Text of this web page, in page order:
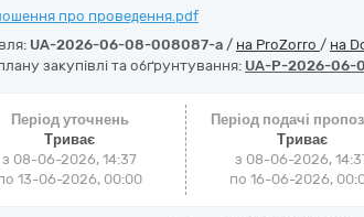
про проведення.pdf
UA-2026-06-08-008087-a / на ProZorro / на
закупівлі та обґрунтування: UA-P-2026-06-
Період уточнень
Триває
з 08-06-2026, 14:37
13-06-2026, 00:00
Період подачі
Триває
з 08-06-2026,
по 16-06-2026,